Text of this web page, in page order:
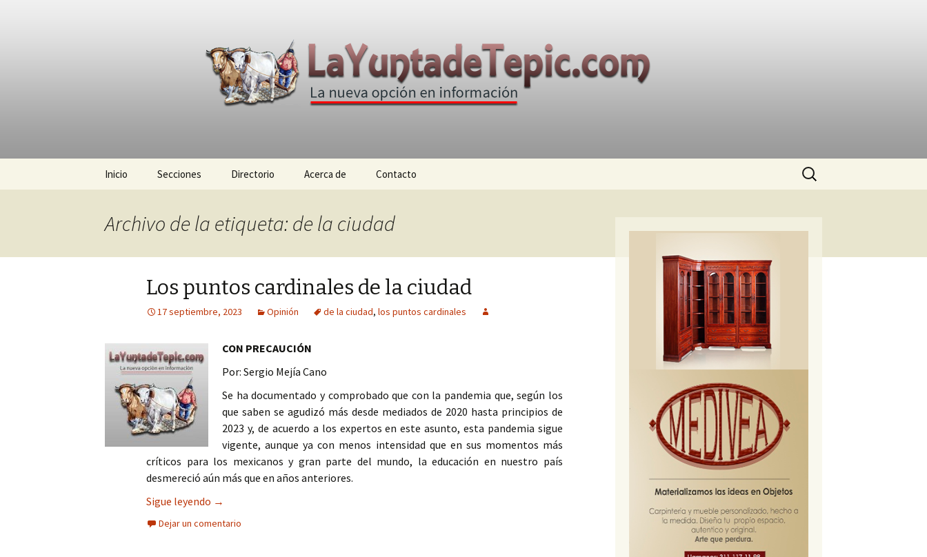
La Yunta de Tepic
Inicio Secciones
Deportes
Opinión
Directorio Acerca de Contacto
Buscar:
Archivo de la etiqueta: de la ciudad
Los puntos cardinales de la ciudad
17 septiembre, 2023 Opinión de la ciudad, los puntos cardinales
CON PRECAUCIÓN
Por: Sergio Mejía Cano
Se ha documentado y comprobado que con la pandemia que, según los
que saben se agudizó más desde mediados de 2020 hasta principios de
2023 y, de acuerdo a los expertos en este asunto, esta pandemia sigue
vigente, aunque ya con menos intensidad que en sus momentos más
críticos para los mexicanos y gran parte del mundo, la educación en nuestro país
desmereció aún más que en años anteriores.
Sigue leyendo Los puntos cardinales de la ciudad
→
Dejar un comentario